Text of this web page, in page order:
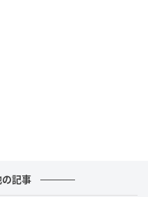
物や、具を入れて煮た
記事